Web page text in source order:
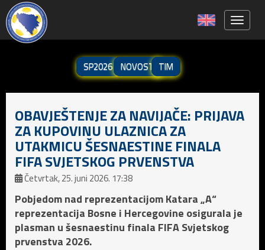
SP2026 NOVOSTI TIM
OBAVJEŠTENJE ZA NAVIJAČE: PRIJAVA
ZA KUPOVINU ULAZNICA ZA
UTAKMICU ŠESNAESTINE FINALA
FIFA SVJETSKOG PRVENSTVA
Četvrtak, 25. juni 2026. 17:38
Pobjedom nad reprezentacijom Katara „A“
reprezentacija Bosne i Hercegovine osigurala je
plasman u šesnaestinu finala FIFA Svjetskog
prvenstva 2026.